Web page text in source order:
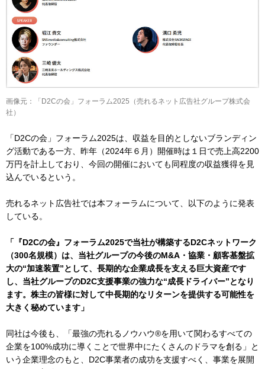
画像元：「D2Cの会」フォーラム2025（売れるネット広告社グループ株式会
社）
「D2Cの会」フォーラム2025は、収益を目的としないブランディン
グ活動である一方、昨年（2024年６月）開催時は１日で売上高2200
万円を計上しており、今回の開催においても同程度の収益獲得を見
込んでいるという。
売れるネット広告社では本フォーラムについて、以下のように発表
している。
「『D2Cの会』フォーラム2025で当社が構築するD2Cネットワーク
（300名規模）は、当社グループの今後のM&A・協業・顧客基盤拡
大の“加速装置”として、長期的な企業成長を支える巨大資産です
し、当社グループのD2C支援事業の強力な“成長ドライバー”となり
ます。株主の皆様に対して中長期的なリターンを提供する可能性を
大きく秘めています」
同社は今後も、「最強の売れるノウハウ®を用いて関わるすべての
企業を100%成功に導くことで世界中にたくさんのドラマを創る」と
いう企業理念のもと、D2C事業者の成功を支援すべく、事業を展開